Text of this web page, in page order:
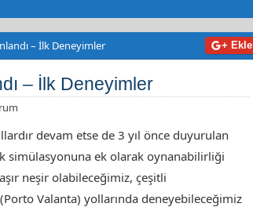
– İlk Deneyimler + Ekle
– İlk Deneyimler
devam etse de 3 yıl önce duyurulan
simülasyonuna ek olarak oynanabilirliği
neşir olabileceğimiz, çeşitli
Valanta) yollarında deneyebileceğimiz